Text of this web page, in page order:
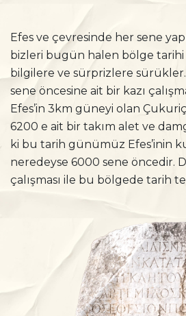
Efes ve çevresinde her sene
bizleri bugün halen bölge
bilgilere ve sürprizlere
sene öncesine ait bir kazı
Efes’in 3km güneyi olan
6200 e ait bir takım alet ve
ki bu tarih günümüz Efes’inin
neredeyse 6000 sene öncedir.
çalışması ile bu bölgede tarih